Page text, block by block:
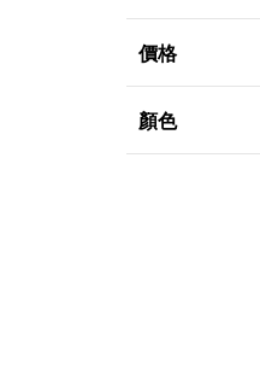
價格
5000元-9999元
顏色